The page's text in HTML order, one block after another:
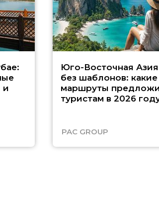
и
Юго-Восточная Азия
без шаблонов: какие
маршруты
туристам в 2026
PAC GROUP